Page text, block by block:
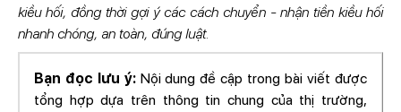
kiều hối, đồng thời gợi ý các cách chuyển - nhận tiền kiều hối
nhanh chóng, an toàn, đúng luật.
Bạn đọc lưu ý:Nội dung đề cập trong bài viết được
tổng hợp dựa trên thông tin chung của thị trường,